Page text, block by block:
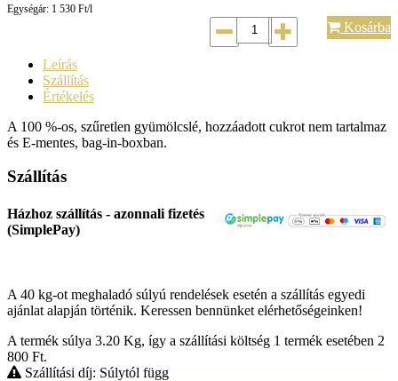
Egységár: 1 530 Ft/l
Kosárba
Leírás
Szállítás
Értékelés
A 100 %-os, szűretlen gyümölcslé, hozzáadott cukrot nem tartalmaz
és E-mentes, bag-in-boxban.
Szállítás
Házhoz szállítás - azonnali fizetés
(SimplePay)
A 40 kg-ot meghaladó súlyú rendelések esetén a szállítás egyedi
ajánlat alapján történik. Keressen bennünket elérhetőségeinken!
A termék súlya 3.20 Kg, így a szállítási költség 1 termék esetében 2
800 Ft.
Szállítási díj: Súlytól függ